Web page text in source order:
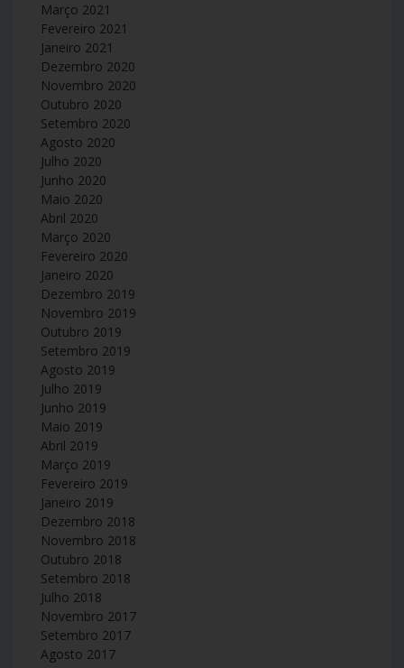
Março 2021
Fevereiro 2021
Janeiro 2021
Dezembro 2020
Novembro 2020
Outubro 2020
Setembro 2020
Agosto 2020
Julho 2020
Junho 2020
Maio 2020
Abril 2020
Março 2020
Fevereiro 2020
Janeiro 2020
Dezembro 2019
Novembro 2019
Outubro 2019
Setembro 2019
Agosto 2019
Julho 2019
Junho 2019
Maio 2019
Abril 2019
Março 2019
Fevereiro 2019
Janeiro 2019
Dezembro 2018
Novembro 2018
Outubro 2018
Setembro 2018
Julho 2018
Novembro 2017
Setembro 2017
Agosto 2017